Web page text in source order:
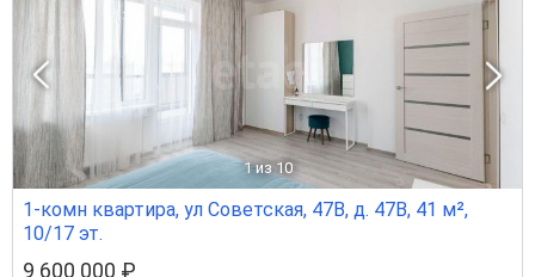
1 из 10
1-комн квартира, ул Советская, 47В, д. 47В, 41 м²,
10/17 эт.
9 600 000 ₽